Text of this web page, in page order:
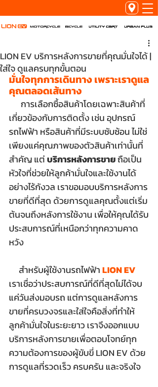
Motorcycle Bicycle Utility Cart URBAN PLUS
LION EV บริการหลังการขายที่คุณมั่นใจได้ |
ใส่ใจ ดูแลครบทุกขั้นตอน
มั่นใจทุกการเดินทาง เพราะเราดูแล
คุณตลอดเส้นทาง
เกี่ยวข้องกับการติดตั้ง เช่น อุปกรณ์
รถไฟฟ้า หรือสินค้าที่มีระบบซับซ้อน ไม่ใช่
เพียงแค่คุณภาพของตัวสินค้าเท่านั้นที่
สำคัญ แต่ บริการหลังการขาย ถือเป็น
หัวใจที่ช่วยให้ลูกค้ามั่นใจและใช้งานได้
อย่างไร้กังวล เราขอมอบบริการหลังการ
ขายที่ดีที่สุด ด้วยการดูแลคุณตั้งแต่เริ่ม
ต้นจนถึงหลังการใช้งาน เพื่อให้คุณได้รับ
ประสบการณ์ที่เหนือกว่าทุกความคาด
หวัง
สำหรับผู้ใช้งานรถไฟฟ้า LION EV
เราเชื่อว่าประสบการณ์ที่ดีที่สุดไม่ได้จบ
แค่วันส่งมอบรถ แต่การดูแลหลังการ
ขายที่ครบวงจรและใส่ใจคือสิ่งที่ทำให้
ลูกค้ามั่นใจในระยะยาว เราจึงออกแบบ
บริการหลังการขายเพื่อตอบโจทย์ทุก
ความต้องการของผู้ขับขี่ LION EV ด้วย
การดูแลที่รวดเร็ว ครบครัน และจริงใจ